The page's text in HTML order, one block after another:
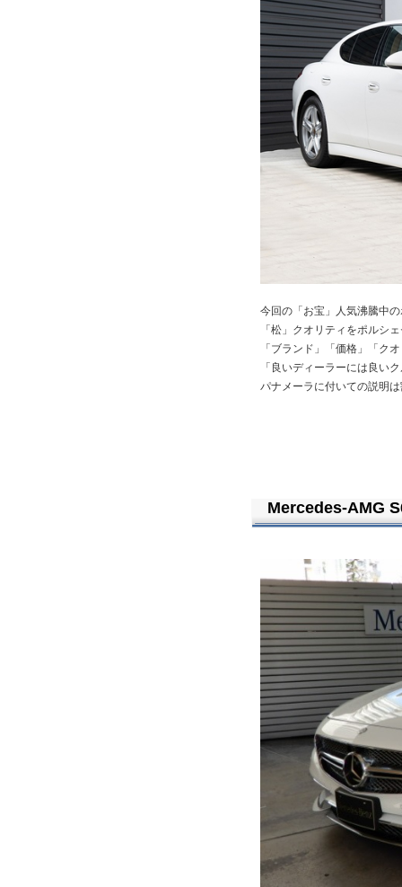
今回の「お宝」人気沸騰中
「松」クオリティをポルシ
「ブランド」「価格」「
「良いディーラーには良い
パナメーラに付いての説明
Mercedes-AMG